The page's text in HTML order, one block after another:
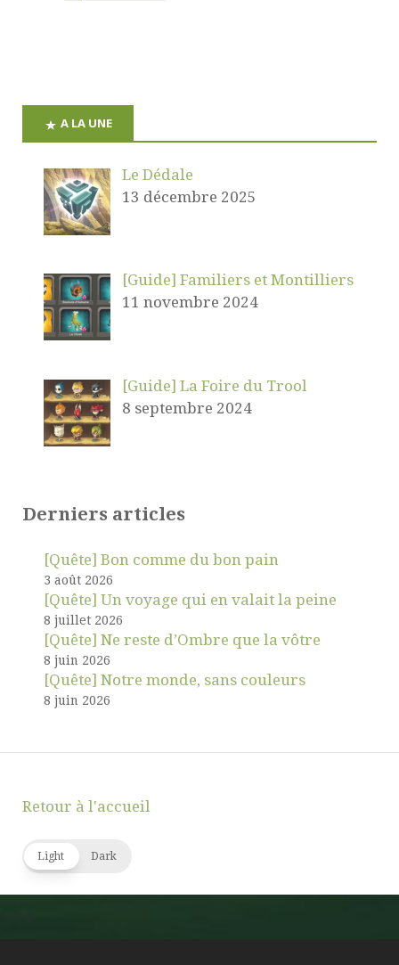
A LA UNE
Le Dédale
13 décembre 2025
[Guide] Familiers et Montilliers
11 novembre 2024
[Guide] La Foire du Trool
8 septembre 2024
Derniers articles
[Quête] Bon comme du bon pain
3 août 2026
[Quête] Un voyage qui en valait la peine
8 juillet 2026
[Quête] Ne reste d’Ombre que la vôtre
8 juin 2026
[Quête] Notre monde, sans couleurs
8 juin 2026
Retour à l'accueil
Light Dark